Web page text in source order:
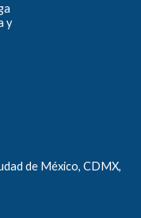
y
de México, CDMX,